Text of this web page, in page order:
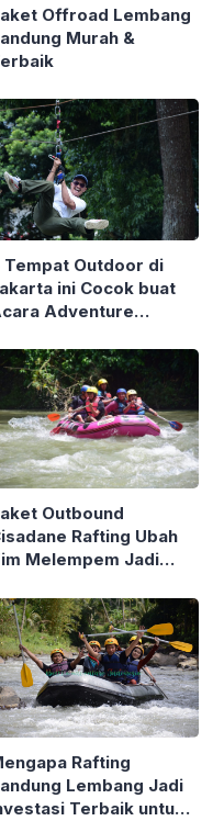
Offroad Lembang
Murah &
Tempat Outdoor di
ini Cocok buat
Adventure
Perlu Macet-
ke Luar Kota
Outbound
Rafting Ubah
Melempem Jadi
Berdebar
Rafting
Lembang Jadi
Terbaik untuk